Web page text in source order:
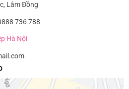
Lâm Đồng
736 788
Hà Nội